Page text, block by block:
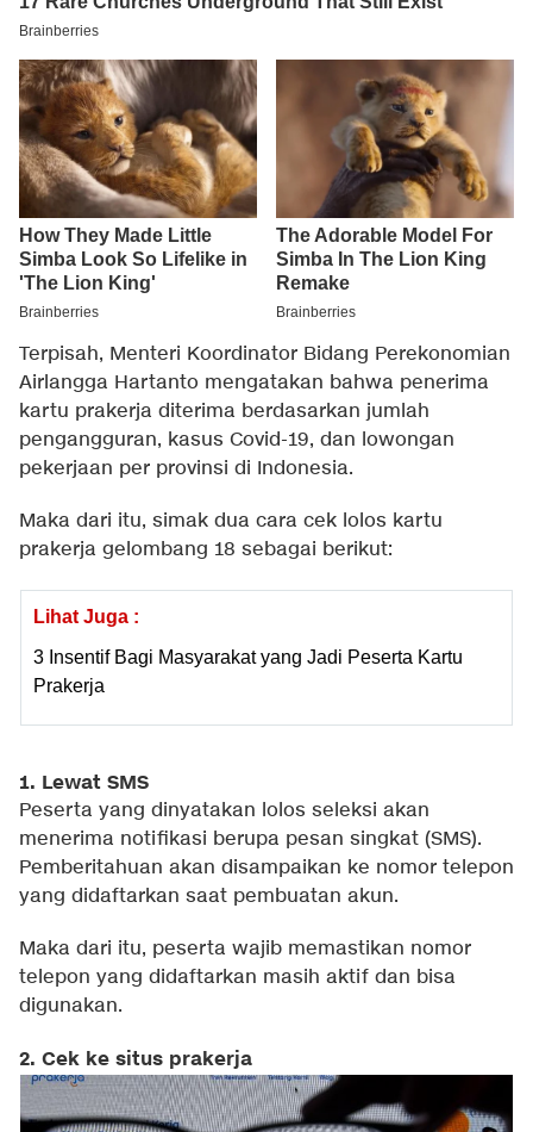
Terpisah, Menteri Koordinator Bidang Perekonomian
Airlangga Hartanto mengatakan bahwa penerima
kartu prakerja diterima berdasarkan jumlah
pengangguran, kasus Covid-19, dan lowongan
pekerjaan per provinsi di Indonesia.
Maka dari itu, simak dua cara cek lolos kartu
prakerja gelombang 18 sebagai berikut:
Lihat Juga :
3 Insentif Bagi Masyarakat yang Jadi Peserta Kartu
Prakerja
1. Lewat SMS
Peserta yang dinyatakan lolos seleksi akan
menerima notifikasi berupa pesan singkat (SMS).
Pemberitahuan akan disampaikan ke nomor telepon
yang didaftarkan saat pembuatan akun.
Maka dari itu, peserta wajib memastikan nomor
telepon yang didaftarkan masih aktif dan bisa
digunakan.
2. Cek ke situs prakerja